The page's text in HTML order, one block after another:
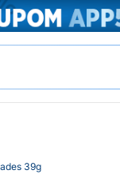
39g